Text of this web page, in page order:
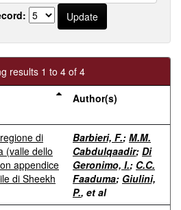
results 1 to 4 of 4
Author(s)
di
(valle dello
appendice
di Sheekh
Barbieri, F.; M.M.
Cabdulqaadir; Di
Geronimo, I.; C.C.
Faaduma; Giulini,
P., et al